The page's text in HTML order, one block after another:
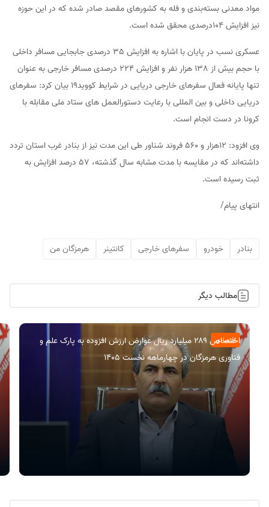
مواد معدنی بسته‌بندی و فله به کشورهای مقصد صادر شده که در این حوزه
نیز افزایش 104درصدی محقق شده است.
عسکری نسب در پایان با اشاره به افزایش 35 درصدی جابجایی مسافر داخلی
با حجم بیش از 138 هزار نفر و افزایش 224 درصدی مسافر خارجی به عنوان
تنها پایانه فعال سفرهای خارجی دریایی در شرایط کووید19 بیان کرد: سفرهای
دریایی داخلی و بین المللی با رعایت دستورالعمل های ستاد ملی مقابله با
کرونا در دست انجام است.
وی افزود: 12هزار و 560 فروند شناور طی این مدت نیز از بنادر غرب استان تردد
داشته‌اند که در مقایسه با مدت مشابه سال گذشته، 57 درصد افزایش به
ثبت رسیده است.
انتهای پیام/
بنادر خودرو سفرهای خارجی کانتینر هرمزگان من
مطالب دیگر
اقتصادی
اختصاص ۲۸۹ میلیارد ریال عوارض ارزش افزوده به پارک علم و
فناوری هرمزگان در چهارماهه نخست ۱۴۰۵